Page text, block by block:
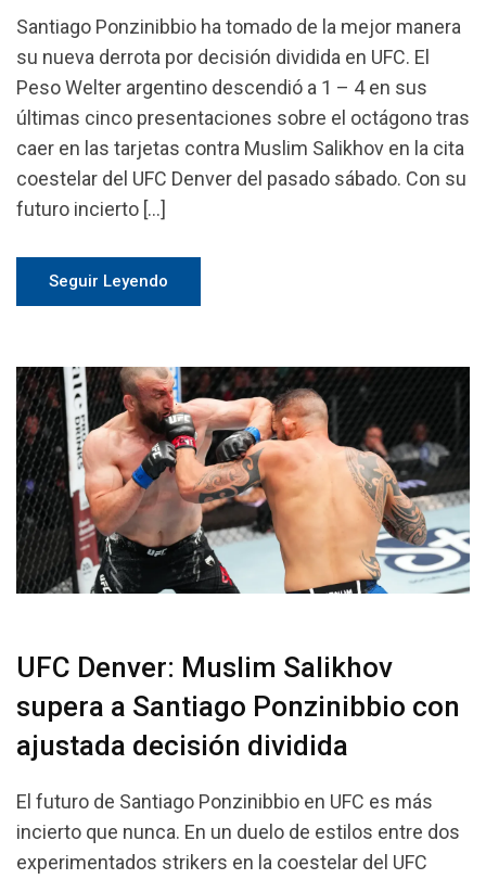
Santiago Ponzinibbio ha tomado de la mejor manera
su nueva derrota por decisión dividida en UFC. El
Peso Welter argentino descendió a 1 – 4 en sus
últimas cinco presentaciones sobre el octágono tras
caer en las tarjetas contra Muslim Salikhov en la cita
coestelar del UFC Denver del pasado sábado. Con su
futuro incierto […]
Seguir Leyendo
UFC Denver: Muslim Salikhov
supera a Santiago Ponzinibbio con
ajustada decisión dividida
El futuro de Santiago Ponzinibbio en UFC es más
incierto que nunca. En un duelo de estilos entre dos
experimentados strikers en la coestelar del UFC